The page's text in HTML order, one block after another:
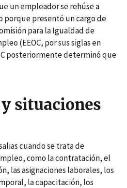
un empleador se rehúse a
porque presentó un cargo de
para la Igualdad de
(EEOC, por sus siglas en
posteriormente determinó que
situaciones
cuando se trata de
como la contratación, el
las asignaciones laborales, los
la capacitación, los